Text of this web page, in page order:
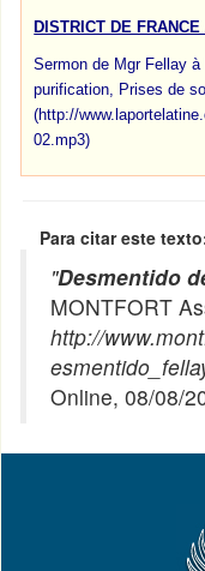
DISTRICT DE
Sermon de Mgr Fellay
purification, Prises de
(http://
02.mp3)
Para citar este
"Desmentido
MONTFORT
http://
Online, 08/08/